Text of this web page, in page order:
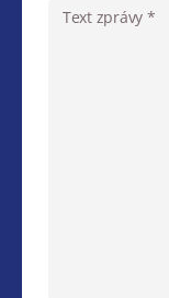
Text zprávy *